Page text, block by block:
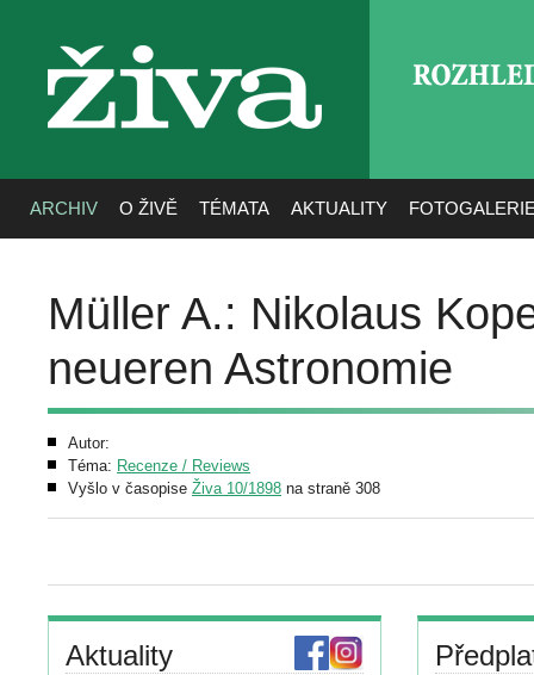
živa
ARCHIV O ŽIVĚ TÉMATA AKTUALITY
Müller A.: Nikolaus
neueren Astronomie
Autor:
Téma: Recenze / Reviews
Vyšlo v časopise Živa 10/1898 na straně 308
Aktuality